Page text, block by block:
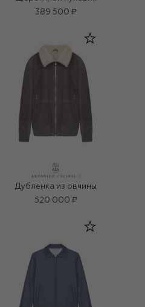
389 500 ₽
Дубленка из овчины
520 000 ₽